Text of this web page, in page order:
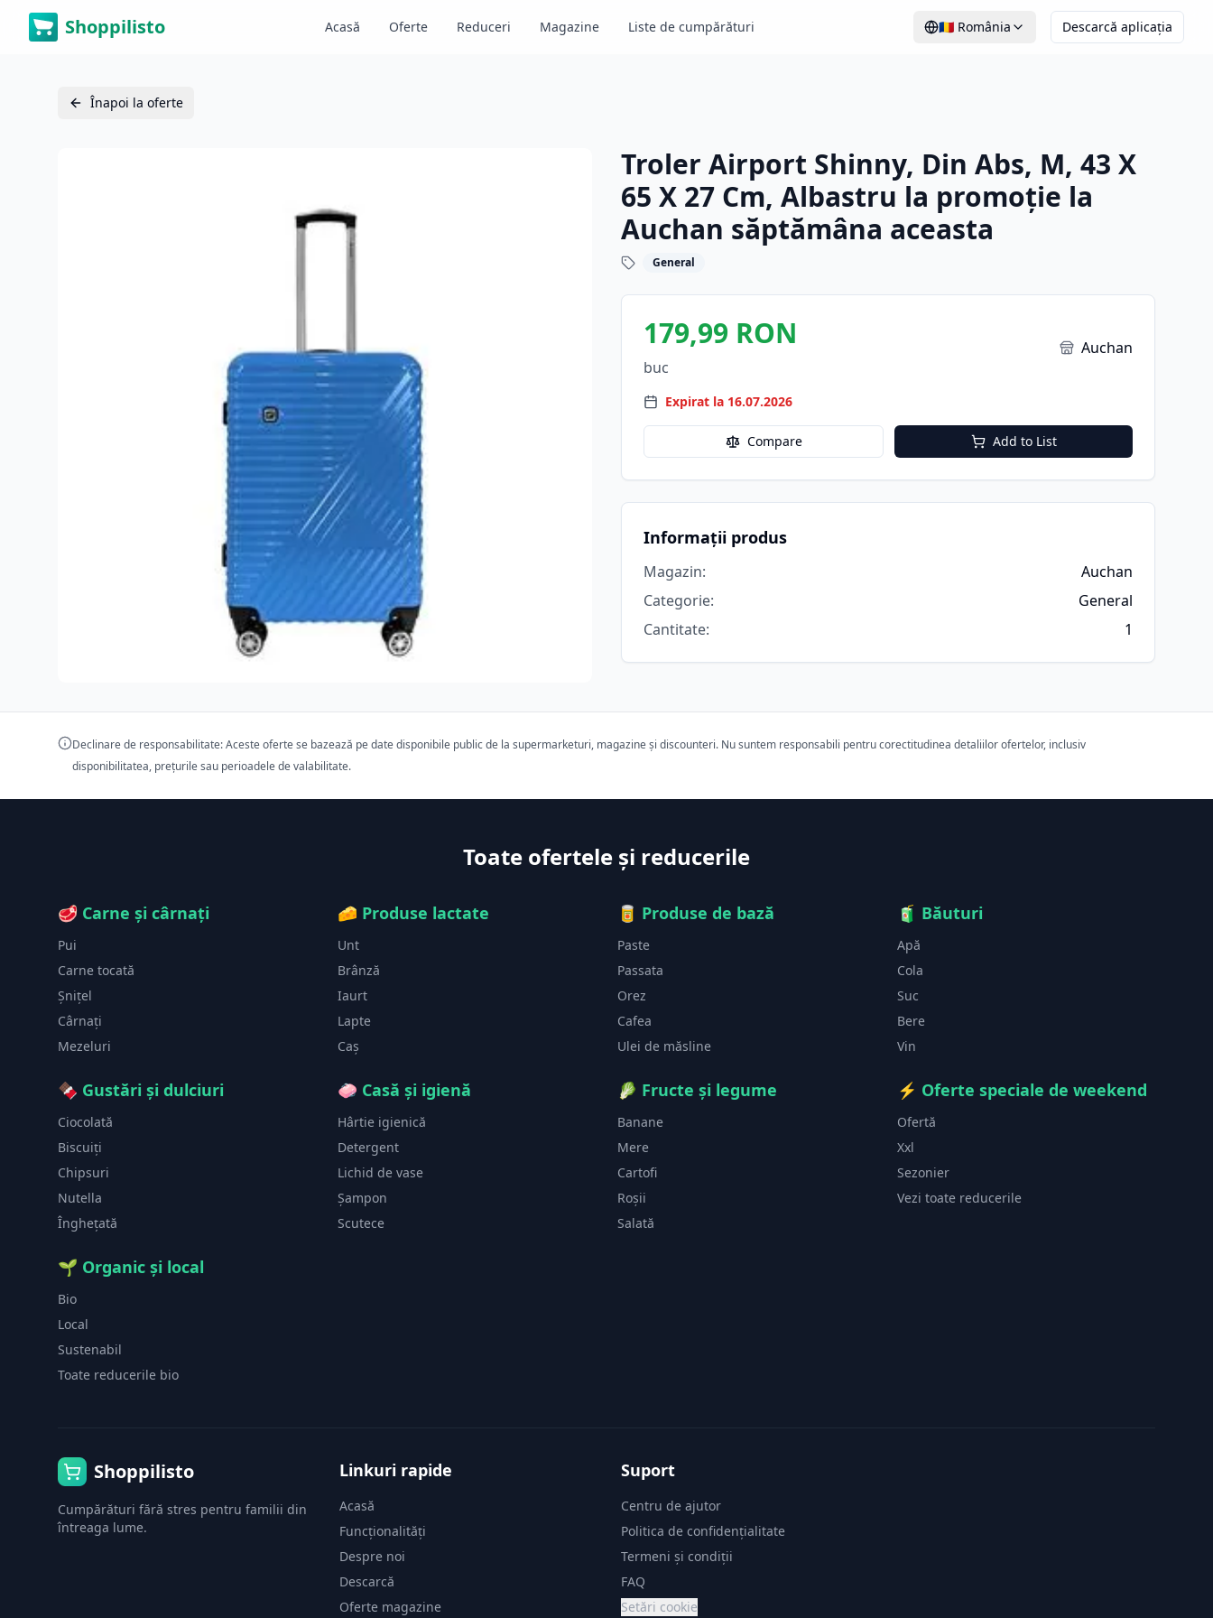
Shoppilisto Acasă Oferte Reduceri Magazine Liste de cumpărături 🇷🇴 România Descarcă aplicația
Înapoi la oferte
Troler Airport Shinny, Din Abs, M, 43 X
65 X 27 Cm, Albastru la promoție la
Auchan săptămâna aceasta
General
179,99 RON
buc
Auchan
Expirat la 16.07.2026
Compare Add to List
Informații produs
Magazin:
Auchan
Categorie:
General
Cantitate: 1
Declinare de responsabilitate: Aceste oferte se bazează pe date disponibile public de la supermarketuri, magazine și discounteri. Nu suntem responsabili pentru corectitudinea detaliilor ofertelor, inclusiv
disponibilitatea, prețurile sau perioadele de valabilitate.
Toate ofertele și reducerile
🥩 Carne și cârnați
Pui
Carne tocată
Șnițel
Cârnați
Mezeluri
🧀 Produse lactate
Unt
Brânză
Iaurt
Lapte
Caș
🥫 Produse de bază
Paste
Passata
Orez
Cafea
Ulei de măsline
🧃 Băuturi
Apă
Cola
Suc
Bere
Vin
🍫 Gustări și dulciuri
Ciocolată
Biscuiți
Chipsuri
Nutella
Înghețată
🧼 Casă și igienă
Hârtie igienică
Detergent
Lichid de vase
Șampon
Scutece
🥬 Fructe și legume
Banane
Mere
Cartofi
Roșii
Salată
⚡ Oferte speciale de weekend
Ofertă
Xxl
Sezonier
Vezi toate reducerile
🌱 Organic și local
Bio
Local
Sustenabil
Toate reducerile bio
Shoppilisto
Cumpărături fără stres pentru familii din
întreaga lume.
Linkuri rapide
Acasă
Funcționalități
Despre noi
Descarcă
Oferte magazine
Suport
Centru de ajutor
Politica de confidențialitate
Termeni și condiții
FAQ
Setări cookie